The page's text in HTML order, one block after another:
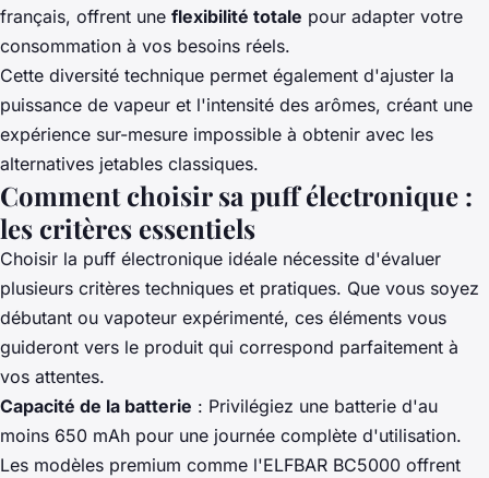
français, offrent une flexibilité totale pour adapter votre
consommation à vos besoins réels.
Cette diversité technique permet également d'ajuster la
puissance de vapeur et l'intensité des arômes, créant une
expérience sur-mesure impossible à obtenir avec les
alternatives jetables classiques.
Comment choisir sa puff électronique :
les critères essentiels
Choisir la puff électronique idéale nécessite d'évaluer
plusieurs critères techniques et pratiques. Que vous soyez
débutant ou vapoteur expérimenté, ces éléments vous
guideront vers le produit qui correspond parfaitement à
vos attentes.
Capacité de la batterie : Privilégiez une batterie d'au
moins 650 mAh pour une journée complète d'utilisation.
Les modèles premium comme l'ELFBAR BC5000 offrent